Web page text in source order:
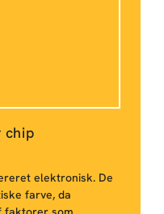
chip
elektronisk. De
farve, da